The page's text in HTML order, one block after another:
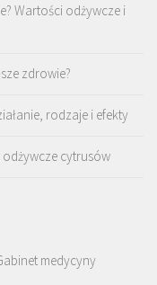
Wartości odżywcze i
zdrowie?
rodzaje i efekty
cytrusów
medycyny